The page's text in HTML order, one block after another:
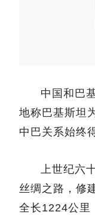
中国和巴
地称巴基斯坦
中巴关系始终
上世纪六
丝绸之路，修
全长1224公里